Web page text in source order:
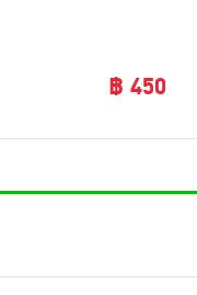
฿ 450